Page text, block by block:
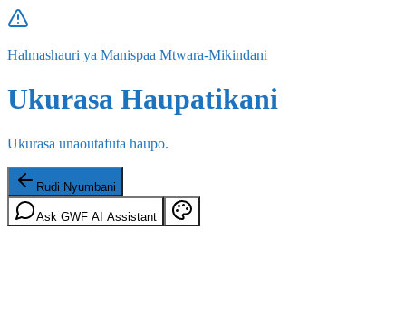
Halmashauri ya Manispaa Mtwara-Mikindani
Ukurasa Haupatikani
Ukurasa unaoutafuta haupo.
Rudi Nyumbani
Ask GWF AI Assistant